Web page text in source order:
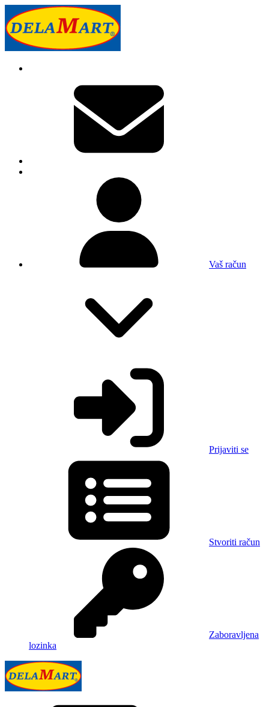
Vaš račun
Prijaviti se
Stvoriti račun
Zaboravljena
lozinka